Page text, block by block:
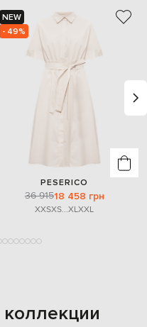
NEW
- 49%
PESERICO
36 91518 458 грн
XXSXS...XLXXL